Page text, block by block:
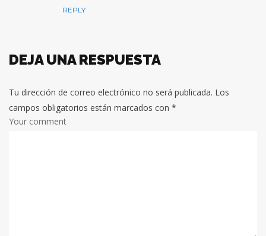
REPLY
DEJA UNA RESPUESTA
Tu dirección de correo electrónico no será publicada. Los
campos obligatorios están marcados con *
Your comment